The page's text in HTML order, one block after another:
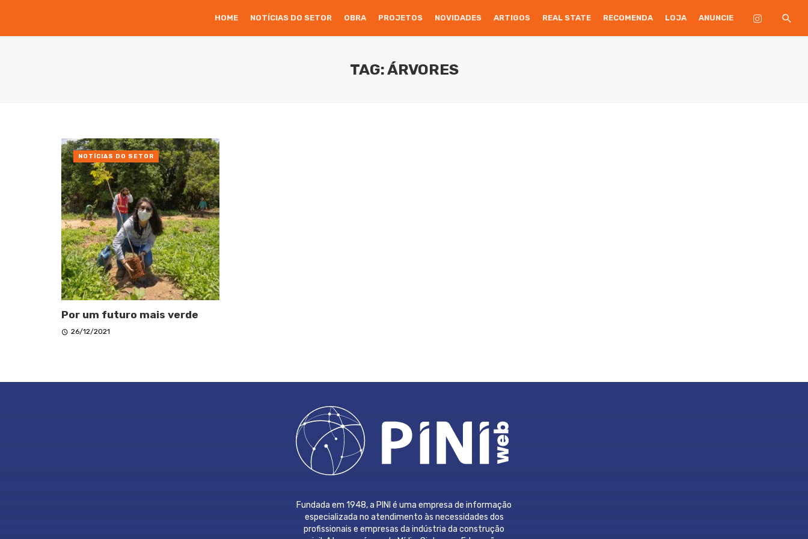
HOME NOTÍCIAS DO SETOR OBRA PROJETOS NOVIDADES ARTIGOS REAL STATE RECOMENDA LOJA ANUNCIE
TAG: ÁRVORES
Por um futuro mais verde
26/12/2021
NOTÍCIAS DO SETOR
Fundada em 1948, a PINI é uma empresa de informação
especializada no atendimento às necessidades dos
profissionais e empresas da indústria da construção